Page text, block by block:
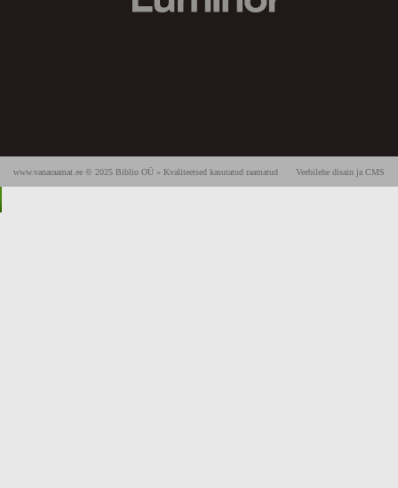
Veebilehe disain ja CMS
www.vanaraamat.ee © 2025 Biblio OÜ » Kvaliteetsed kasutatud raamatud